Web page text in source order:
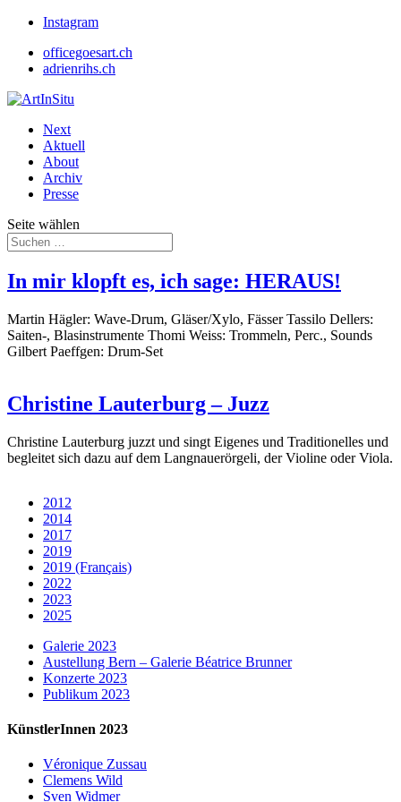
Instagram
officegoesart.ch
adrienrihs.ch
Next
Aktuell
About
Archiv
Presse
Seite wählen
In mir klopft es, ich sage: HERAUS!
Martin Hägler: Wave-Drum, Gläser/Xylo, Fässer Tassilo Dellers:
Saiten-, Blasinstrumente Thomi Weiss: Trommeln, Perc., Sounds
Gilbert Paeffgen: Drum-Set
Christine Lauterburg – Juzz
Christine Lauterburg juzzt und singt Eigenes und Traditionelles und
begleitet sich dazu auf dem Langnauerörgeli, der Violine oder Viola.
2012
2014
2017
2019
2019 (Français)
2022
2023
2025
Galerie 2023
Austellung Bern – Galerie Béatrice Brunner
Konzerte 2023
Publikum 2023
KünstlerInnen 2023
Véronique Zussau
Clemens Wild
Sven Widmer